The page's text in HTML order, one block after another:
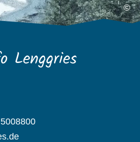
©
Lenggries